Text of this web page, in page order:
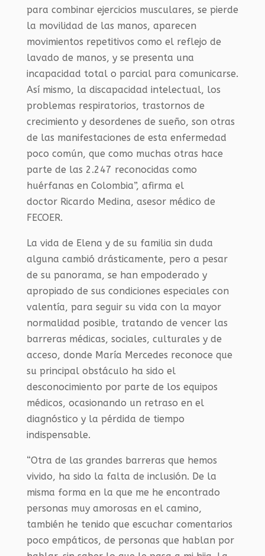
para combinar ejercicios musculares, se pierde
la movilidad de las manos, aparecen
movimientos repetitivos como el reflejo de
lavado de manos, y se presenta una
incapacidad total o parcial para comunicarse.
Así mismo, la discapacidad intelectual, los
problemas respiratorios, trastornos de
crecimiento y desordenes de sueño, son otras
de las manifestaciones de esta enfermedad
poco común, que como muchas otras hace
parte de las 2.247 reconocidas como
huérfanas en Colombia”, afirma el
doctor Ricardo Medina, asesor médico de
FECOER.
La vida de Elena y de su familia sin duda
alguna cambió drásticamente, pero a pesar
de su panorama, se han empoderado y
apropiado de sus condiciones especiales con
valentía, para seguir su vida con la mayor
normalidad posible, tratando de vencer las
barreras médicas, sociales, culturales y de
acceso, donde María Mercedes reconoce que
su principal obstáculo ha sido el
desconocimiento por parte de los equipos
médicos, ocasionando un retraso en el
diagnóstico y la pérdida de tiempo
indispensable.
“Otra de las grandes barreras que hemos
vivido, ha sido la falta de inclusión. De la
misma forma en la que me he encontrado
personas muy amorosas en el camino,
también he tenido que escuchar comentarios
poco empáticos, de personas que hablan por